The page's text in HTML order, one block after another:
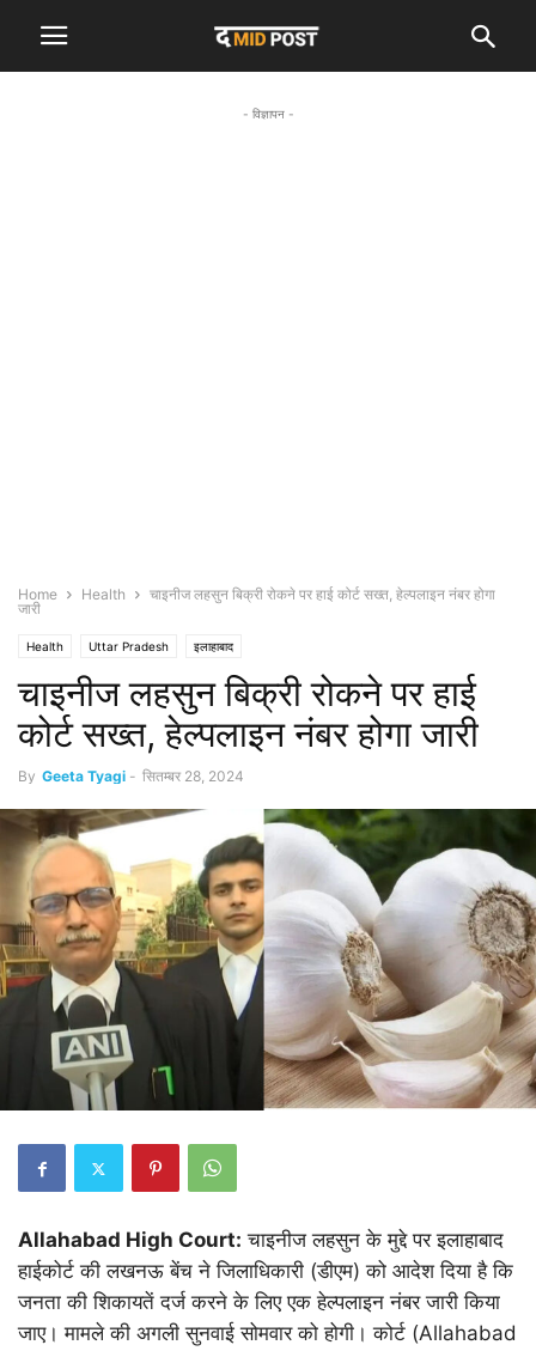
- विज्ञापन -
Home Health
चाइनीज लहसुन बिक्री रोकने पर हाई कोर्ट सख्त, हेल्पलाइन नंबर होगा
जारी
Health Uttar Pradesh इलाहाबाद
चाइनीज लहसुन बिक्री रोकने पर हाई
कोर्ट सख्त, हेल्पलाइन नंबर होगा जारी
By Geeta Tyagi - सितम्बर 28, 2024
Allahabad High Court: चाइनीज लहसुन के मुद्दे पर इलाहाबाद
हाईकोर्ट की लखनऊ बेंच ने जिलाधिकारी (डीएम) को आदेश दिया है कि
जनता की शिकायतें दर्ज करने के लिए एक हेल्पलाइन नंबर जारी किया
जाए। मामले की अगली सुनवाई सोमवार को होगी। कोर्ट (Allahabad